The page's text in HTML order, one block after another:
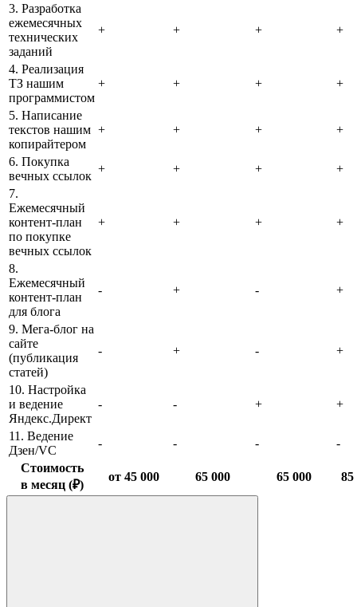
3. Разработка
ежемесячных
технических
заданий
+ + + +
4. Реализация
ТЗ нашим
программистом
+ + + +
5. Написание
текстов нашим
копирайтером
+ + + +
6. Покупка
вечных ссылок
+ + +
+
7.
Ежемесячный
контент-план
по покупке
вечных ссылок
+ + + +
8.
Ежемесячный
контент-план
для блога
- + - +
9. Мега-блог на
сайте
(публикация
статей)
- + - +
10. Настройка
и ведение
Яндекс.Директ
- - + +
11. Ведение
Дзен/VC
- - -
-
Стоимость
в месяц (₽)
от 45 000 65 000 65 000 85